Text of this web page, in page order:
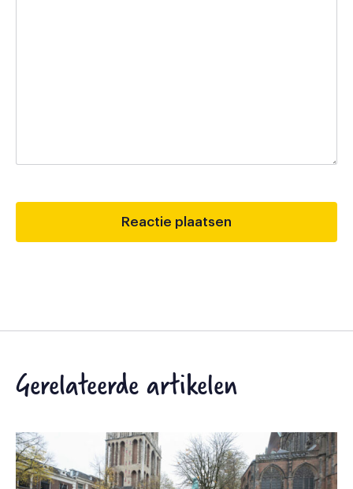
Gerelateerde artikelen